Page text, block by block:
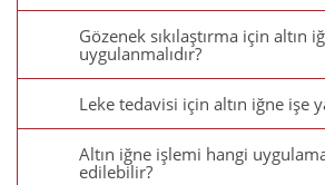
Gözenek sıkılaştırma için altın
uygulanmalıdır?
Leke tedavisi için altın iğne işe
Altın iğne işlemi hangi
edilebilir?